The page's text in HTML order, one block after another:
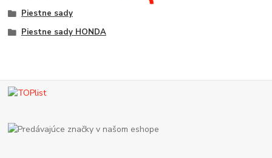
Piestne sady
Piestne sady HONDA